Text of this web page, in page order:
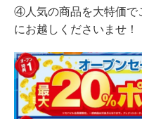
④人気の商品を大特価で
にお越しくださいませ！